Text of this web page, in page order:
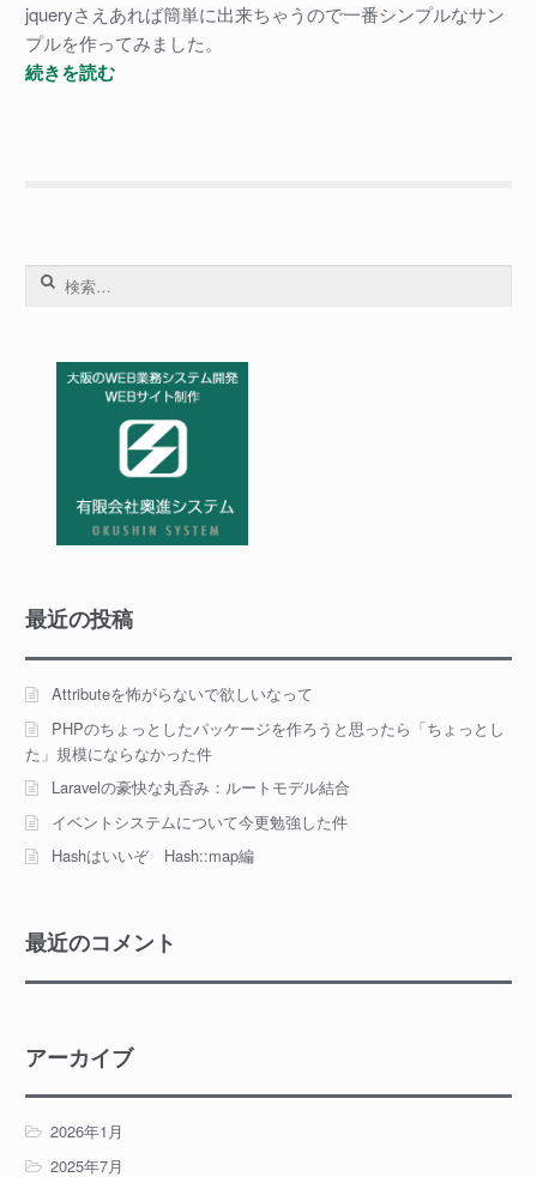
jqueryさえあれば簡単に出来ちゃうので一番シンプルなサン
プルを作ってみました。
続きを読むド
ド
プ
で
フ
ァ
イ
ル
を
プ
ド
す
る
最近の投稿
Attributeを怖がらないで欲しいなって
PHPのちょっとしたパッケージを作ろうと思ったら「ちょっとし
た」規模にならなかった件
Laravelの豪快な丸呑み：ルートモデル結合
イベントシステムについて今更勉強した件
Hashはいいぞ Hash::map編
最近のコメント
アーカイブ
2026年1月
2025年7月